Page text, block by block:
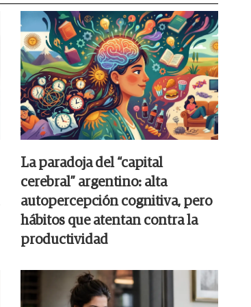
La paradoja del “capital
cerebral” argentino: alta
autopercepción cognitiva, pero
hábitos que atentan contra la
productividad